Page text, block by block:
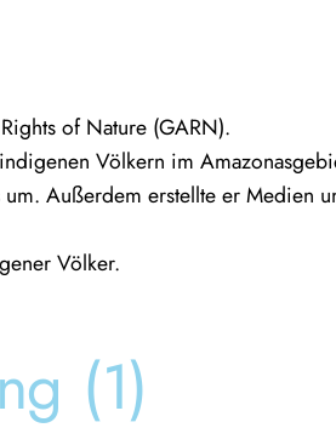
of Nature (GARN).
Völkern im
Außerdem erstellte er Medien
Völker.
(1)